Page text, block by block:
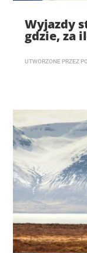
Wyjazdy
gdzie, za
UTWORZONE PRZEZ